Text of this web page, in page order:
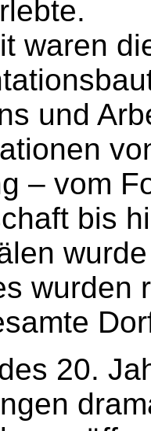
waren
und
– vom
bis
wurden
20.